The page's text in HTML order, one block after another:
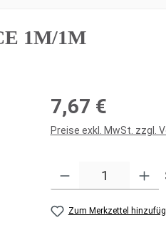
1M/1M
Regulärer Preis:
7,67 €
Preise exkl. MwSt. zzgl.
Produkt Anzahl: Gib
Zum Merkzettel